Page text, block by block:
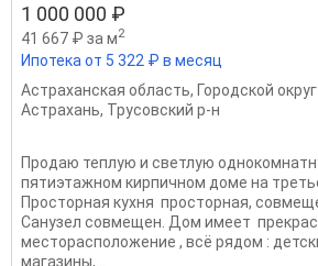
1 000 000 ₽
41 667 ₽ за м2
Ипотека от 5 322 ₽ в месяц
Астраханская область, Городской
Астрахань, Трусовский р-н
Продаю теплую и светлую
пятиэтажном кирпичном доме на
Просторная кухня просторная,
Санузел совмещен. Дом имеет
месторасположение , всё рядом :
магазины,...